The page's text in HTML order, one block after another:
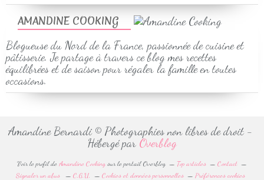
AMANDINE COOKING
Blogueuse du Nord de la France, passionnée de cuisine et
pâtisserie. Je partage à travers ce blog mes recettes
équilibrées et de saison pour régaler la famille en toutes
occasions.
Amandine Bernardi © Photographies non libres de droit -
Hébergé par Overblog
Voir le profil de Amandine Cooking sur le portail Overblog Top articles
Contact
Signaler un abus
C.G.U. Cookies et données personnelles Préférences cookies